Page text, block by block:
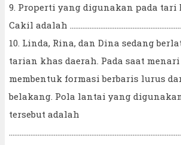
9. Properti yang digunakan pada tari
Cakil adalah ..............................................................
10. Linda, Rina, dan Dina sedang
tarian khas daerah. Pada saat
membentuk formasi berbaris lurus
belakang. Pola lantai yang
tersebut adalah